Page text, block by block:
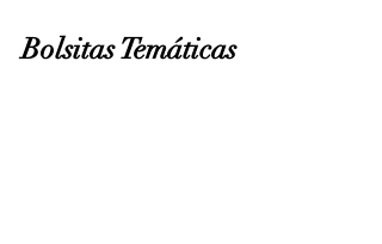
Bolsitas Temáticas